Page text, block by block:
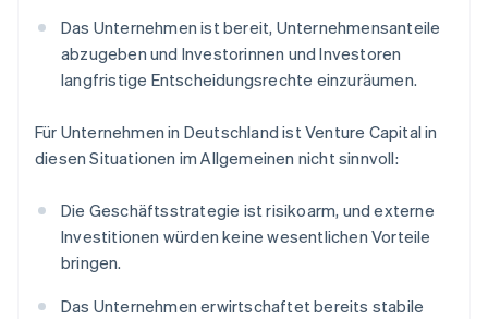
Das Unternehmen ist bereit, Unternehmensanteile
abzugeben und Investorinnen und Investoren
langfristige Entscheidungsrechte einzuräumen.
Für Unternehmen in Deutschland ist Venture Capital in
diesen Situationen im Allgemeinen nicht sinnvoll:
Die Geschäftsstrategie ist risikoarm, und externe
Investitionen würden keine wesentlichen Vorteile
bringen.
Das Unternehmen erwirtschaftet bereits stabile